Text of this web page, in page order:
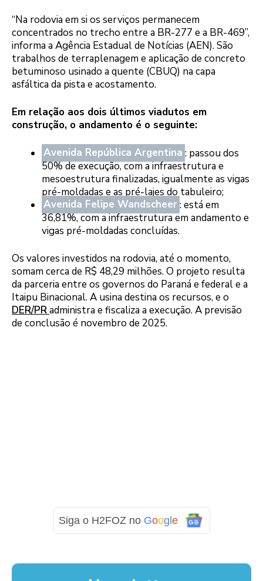
“Na rodovia em si os serviços permanecem
concentrados no trecho entre a BR-277 e a BR-469”,
informa a Agência Estadual de Notícias (AEN). São
trabalhos de terraplenagem e aplicação de concreto
betuminoso usinado a quente (CBUQ) na capa
asfáltica da pista e acostamento.
Em relação aos dois últimos viadutos em
construção, o andamento é o seguinte:
Avenida República Argentina : passou dos
50% de execução, com a infraestrutura e
mesoestrutura finalizadas, igualmente as vigas
pré-moldadas e as pré-lajes do tabuleiro;
Avenida Felipe Wandscheer: está em
36,81%, com a infraestrutura em andamento e
vigas pré-moldadas concluídas.
Os valores investidos na rodovia, até o momento,
somam cerca de R$ 48,29 milhões. O projeto resulta
da parceria entre os governos do Paraná e federal e a
Itaipu Binacional. A usina destina os recursos, e o
DER/PRadministra e fiscaliza a execução. A previsão
de conclusão é novembro de 2025.
Siga o H2FOZ no Goog e